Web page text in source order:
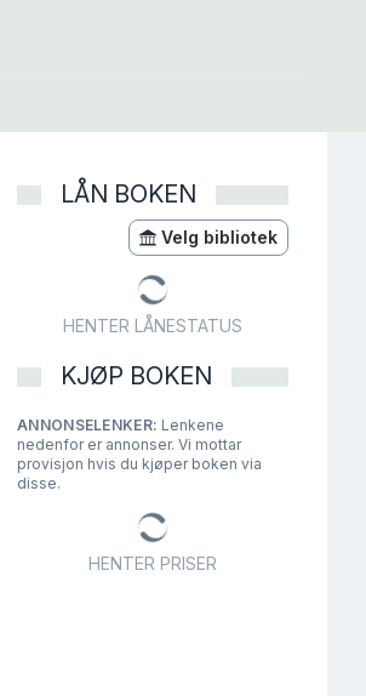
LÅN BOKEN
Velg bibliotek
HENTER LÅNESTATUS
KJØP BOKEN
ANNONSELENKER: Lenkene
nedenfor er annonser. Vi mottar
provisjon hvis du kjøper boken via
disse.
HENTER PRISER